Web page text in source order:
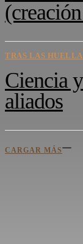
TRAS LAS
Ciencia
aliados
CARGAR MÁS